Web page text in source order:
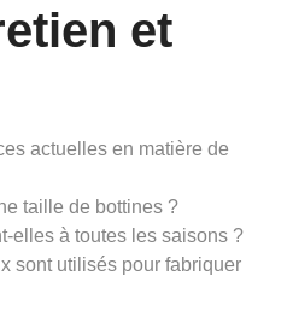
et
actuelles en matière de
taille de bottines ?
elles à toutes les saisons ?
sont utilisés pour fabriquer